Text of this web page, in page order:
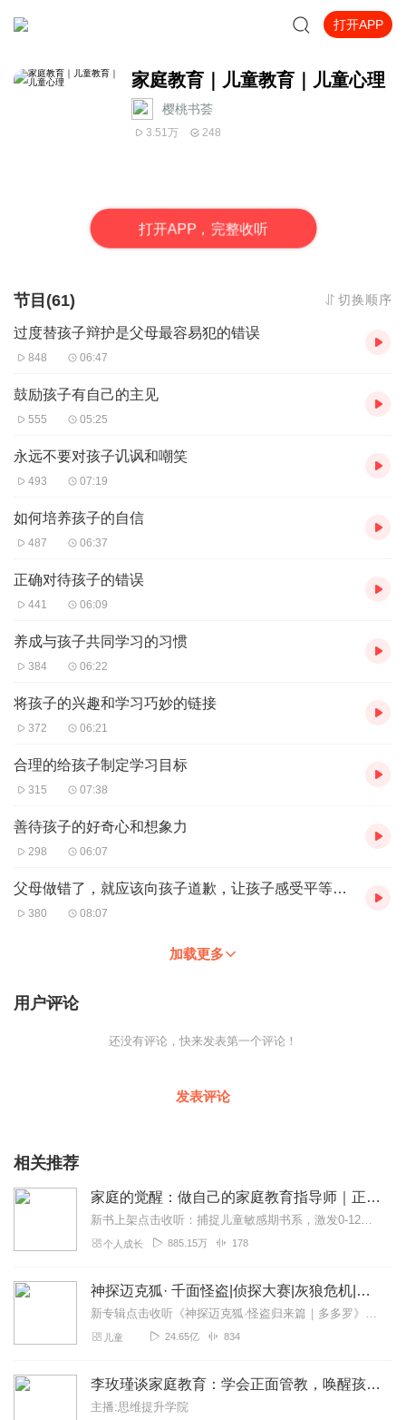
打开APP
家庭教育｜儿童教育｜儿童心理
樱桃书荟
3.51万 248
打开APP，完整收听
节目(61) 切换顺序
过度替孩子辩护是父母最容易犯的错误
848 06:47
鼓励孩子有自己的主见
555 05:25
永远不要对孩子讥讽和嘲笑
493 07:19
如何培养孩子的自信
487 06:37
正确对待孩子的错误
441 06:09
养成与孩子共同学习的习惯
384 06:22
将孩子的兴趣和学习巧妙的链接
372 06:21
合理的给孩子制定学习目标
315 07:38
善待孩子的好奇心和想象力
298 06:07
父母做错了，就应该向孩子道歉，让孩子感受平等和尊重
380 08:07
加载更多
用户评论
还没有评论，快来发表第一个评论！
发表评论
相关推荐
家庭的觉醒：做自己的家庭教育指导师｜正面管教孩子
新书上架点击收听：捕捉儿童敏感期书系，激发0-12岁孩子潜能｜著名教育学家、儿童心理学家孙瑞雪，30年研究经验｜全新作品《在爱中成长》火热上市作者：美国哥伦比亚...
个人成长 885.15万 178
神探迈克狐· 千面怪盗|侦探大赛|灰狼危机|多多罗
新专辑点击收听《神探迈克狐·怪盗归来篇｜多多罗》！！！>>>点击进入主播橱窗购买《神探迈克狐》系列图书吧!<<<多多罗故事【点击前往】收听多多罗其他好玩有趣的故...
儿童 24.65亿 834
李玫瑾谈家庭教育：学会正面管教，唤醒孩子自律
主播:思维提升学院